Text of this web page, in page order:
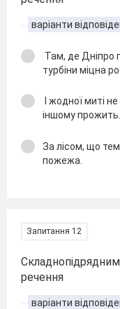
варіанти
Там, де Дніпро
турбіни міцна
І жодної миті
іншому прожить.
За лісом, що
пожежа.
Запитання 12
речення
варіанти